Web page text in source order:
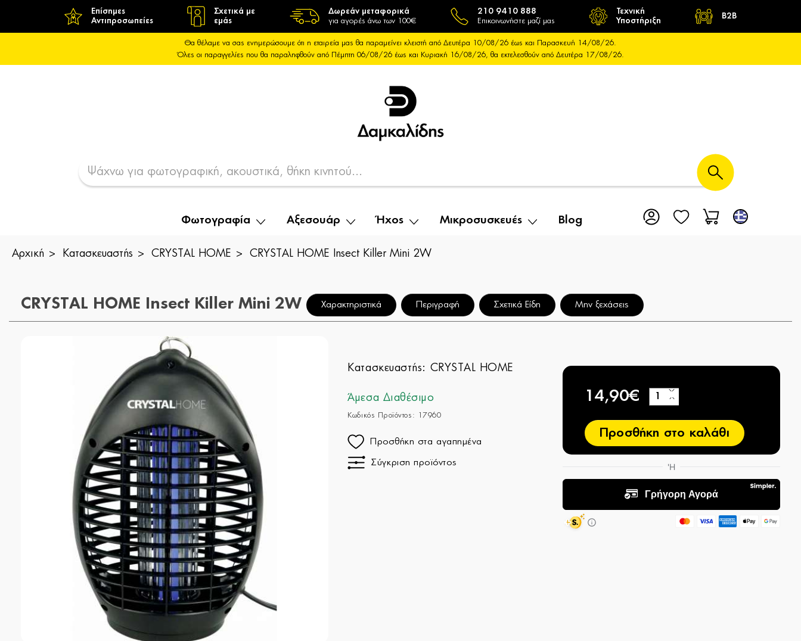
Επίσημες
Αντιπροσωπείες
Σχετικά με
εμάς
Δωρεάν μεταφορικά
για αγορές άνω των 100€
210 9410 888
Επικοινωνήστε μαζί μας
Τεχνική
Υποστήριξη
B2B
Θα θέλαμε να σας ενημερώσουμε ότι η εταιρεία μας θα παραμείνει κλειστή από Δευτέρα 10/08/26 έως και Παρασκευή 14/08/26.
Όλες οι παραγγελίες που θα παραληφθούν από Πέμπτη 06/08/26 έως και Κυριακή 16/08/26, θα εκτελεσθούν από Δευτέρα 17/08/26.
Φωτογραφία Αξεσουάρ Ήχος Μικροσυσκευές Blog
Αρχική Κατασκευαστής CRYSTAL HOME CRYSTAL HOME Insect Killer Mini 2W
CRYSTAL HOME Insect Killer Mini 2W Χαρακτηριστικά Περιγραφή Σχετικά Είδη Μην ξεχάσεις
Κατασκευαστής: CRYSTAL HOME
Άμεσα Διαθέσιμο
Κωδικός Προϊόντος: 17960
Προσθήκη στα αγαπημένα
Σύγκριση προϊόντος
14,90€ −
+
Προσθήκη στο καλάθι